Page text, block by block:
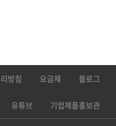
방침 요금제 블로그
유튜브 기업제품홍보관